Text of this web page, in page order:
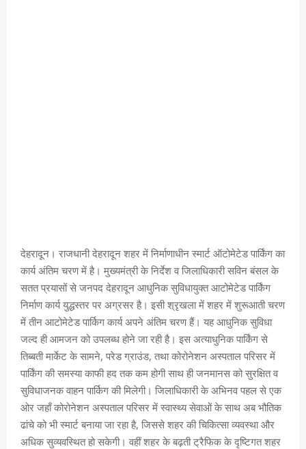
देहरादून। राजधानी देहरादून शहर में निर्माणाधीन स्मार्ट ऑटोमेटेड पार्किंग का
कार्य अंतिम चरण में है। मुख्यमंत्री के निर्देश व जिलाधिकारी सविन बंसल के
सतत प्रयासों से जनपद देहरादून आधुनिक सुविधायुक्त आटोमेटेड पार्किंग
निर्माण कार्य युद्धस्तर पर अग्रसर है। इसी श्रृखला में शहर में शुरूआती चरण
में तीन आटोमेटेड पार्किग कार्य अपने अंतिम चरण हैं। यह आधुनिक सुविधा
जल्द ही आमजन को उपलब्ध होने जा रही है। इस अत्याधुनिक पार्किंग से
तिब्बती मार्केट के सामने, परेड ग्राउंड, तथा कोरोनेशन अस्पताल परिसर में
पार्किंग की समस्या काफी हद तक कम होगी साथ ही जनमानस को सुरक्षित व
सुविधाजनक वाहन पार्किग की मिलेगी। जिलाधिकारी के अभिनव पहल से एक
ओर जहाँ कोरोनेशन अस्पताल परिसर में स्वास्थ्य सेवाओं के साथ अब भौतिक
ढांचे को भी स्मार्ट बनाया जा रहा है, जिससे शहर की चिकित्सा व्यवस्था और
अधिक सुव्यवस्थित हो सकेगी। वहीं शहर के बढ़ती ट्रैफिक के दृष्टिगत शहर